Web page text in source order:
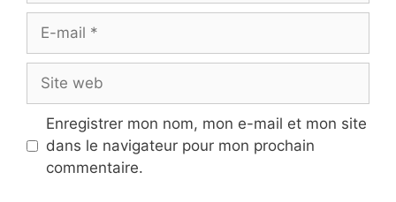
Site
web
Enregistrer mon nom, mon e-mail et mon site
dans le navigateur pour mon prochain
commentaire.